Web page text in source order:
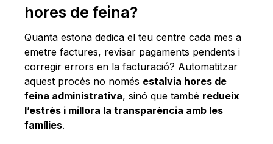
hores de feina?
Quanta estona dedica el teu centre cada mes a
emetre factures, revisar pagaments pendents i
corregir errors en la facturació? Automatitzar
aquest procés no només estalvia hores de
feina administrativa, sinó que també redueix
l’estrès i millora la transparència amb les
famílies.